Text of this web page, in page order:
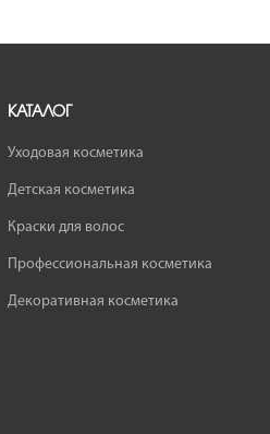
КАТАЛОГ
Уходовая косметика
Детская косметика
Краски для волос
Профессиональная косметика
Декоративная косметика